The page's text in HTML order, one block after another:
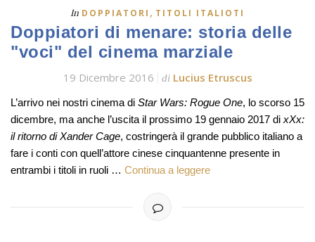
In DOPPIATORI , TITOLI ITALIOTI
Doppiatori di menare: storia delle
"voci" del cinema marziale
19 Dicembre 2016 di Lucius Etruscus
L’arrivo nei nostri cinema di Star Wars: Rogue One, lo scorso 15
dicembre, ma anche l’uscita il prossimo 19 gennaio 2017 di xXx:
il ritorno di Xander Cage, costringerà il grande pubblico italiano a
fare i conti con quell’attore cinese cinquantenne presente in
entrambi i titoli in ruoli … Continua a leggere